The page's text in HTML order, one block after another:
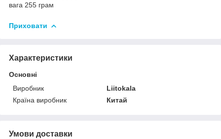
вага 255 грам
Приховати
Характеристики
Основні
Виробник
Liitokala
Країна виробник
Китай
Умови доставки